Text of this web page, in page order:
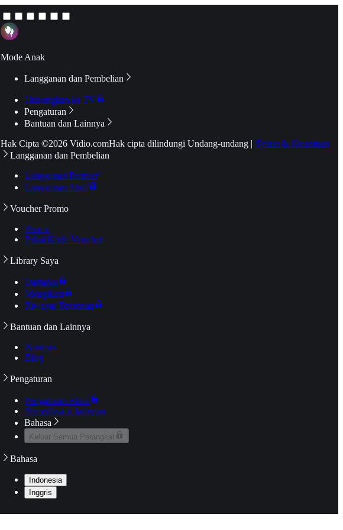
Mode Anak
Langganan dan Pembelian
Hubungkan ke TV
Pengaturan
Bantuan dan Lainnya
Hak Cipta ©2026 Vidio.comHak cipta dilindungi Undang-undang | Syarat & Ketentuan
Langganan dan Pembelian
Langganan Premier
Langganan Aktif
Voucher Promo
Promo
Pakai Kode Voucher
Library Saya
Daftarku
Mengikuti
Riwayat Tontonan
Bantuan dan Lainnya
Bantuan
Blog
Pengaturan
Pengaturan Akun
Pemeriksaan Jaringan
Bahasa
Keluar Semua Perangkat
Bahasa
Indonesia
Inggris